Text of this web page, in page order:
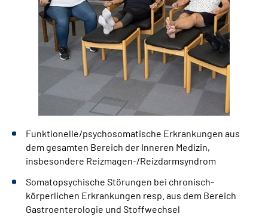
Funktionelle/psychosomatische Erkrankungen aus
dem gesamten Bereich der Inneren Medizin,
insbesondere Reizmagen-/Reizdarmsyndrom
Somatopsychische Störungen bei chronisch-
körperlichen Erkrankungen resp. aus dem Bereich
Gastroenterologie und Stoffwechsel